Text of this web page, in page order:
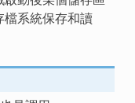
檔系統保存和讀